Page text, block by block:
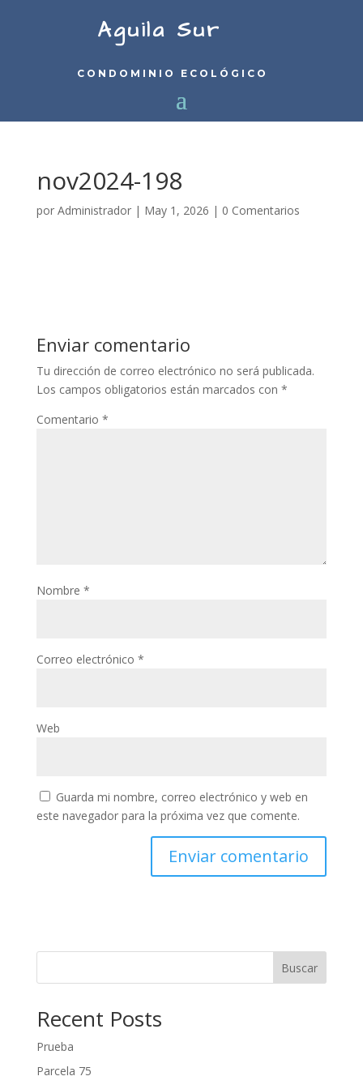
Aguila Sur
CONDOMINIO ECOLÓGICO
nov2024-198
por Administrador| May 1, 2026 | 0 Comentarios
Enviar comentario
Tu dirección de correo electrónico no será publicada.
Los campos obligatorios están marcados con *
Comentario *
Nombre *
Correo electrónico *
Web
Guarda mi nombre, correo electrónico y web en
este navegador para la próxima vez que comente.
Buscar
Recent Posts
Prueba
Parcela 75